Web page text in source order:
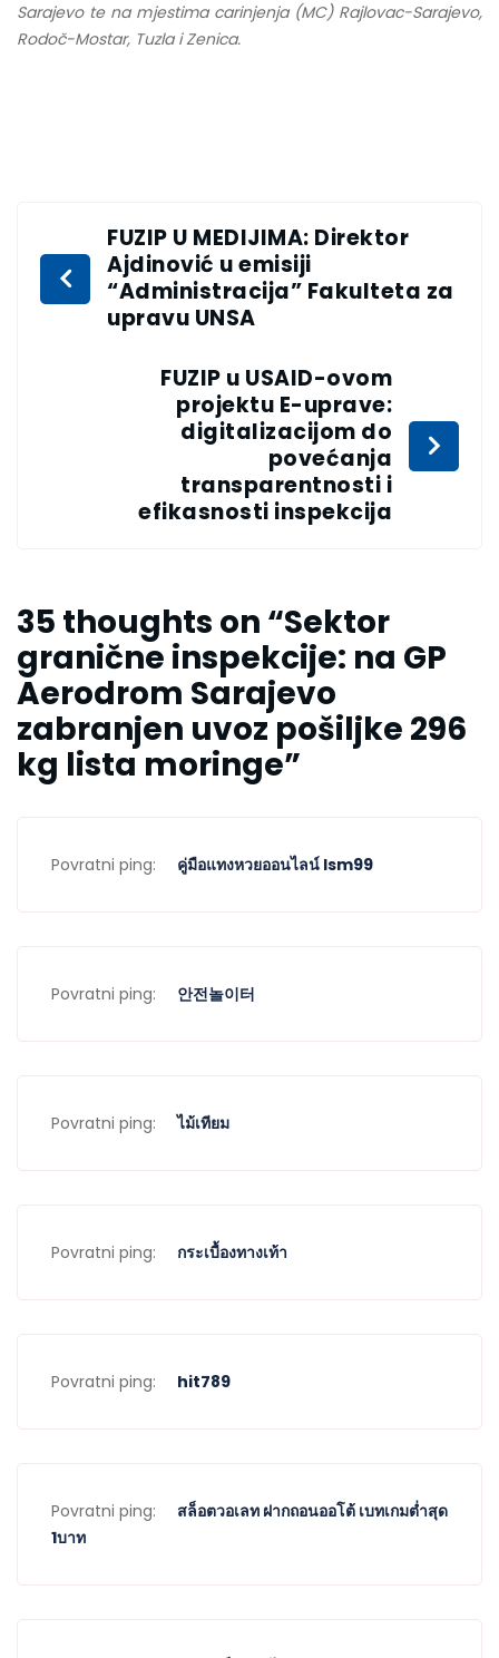
Sarajevo te na mjestima carinjenja (MC) Rajlovac-Sarajevo,
Rodoč-Mostar, Tuzla i Zenica.
FUZIP U MEDIJIMA: Direktor
Ajdinović u emisiji
“Administracija” Fakulteta za
upravu UNSA
FUZIP u USAID-ovom
projektu E-uprave:
digitalizacijom do
povećanja
transparentnosti i
efikasnosti inspekcija
35 thoughts on “Sektor
granične inspekcije: na GP
Aerodrom Sarajevo
zabranjen uvoz pošiljke 296
kg lista moringe”
Povratni ping: คู่มือแทงหวยออนไลน์ lsm99
Povratni ping: 안전놀이터
Povratni ping: ไม้เทียม
Povratni ping: กระเบื้องทางเท้า
Povratni ping: hit789
Povratni ping:
สล็อตวอเลท ฝากถอนออโต้ เบทเกมต่ำสุด
1บาท